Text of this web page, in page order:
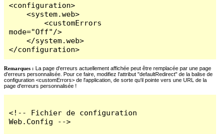
<configuration>
    <system.web>
        <customErrors
mode="Off"/>
    </system.web>
</configuration>
Remarques : La page d'erreurs actuellement affichée peut être remplacée par une page
d'erreurs personnalisée. Pour ce faire, modifiez l'attribut "defaultRedirect" de la balise de
configuration <customErrors> de l'application, de sorte qu'il pointe vers une URL de la
page d'erreurs personnalisée !
<!-- Fichier de configuration
Web.Config -->